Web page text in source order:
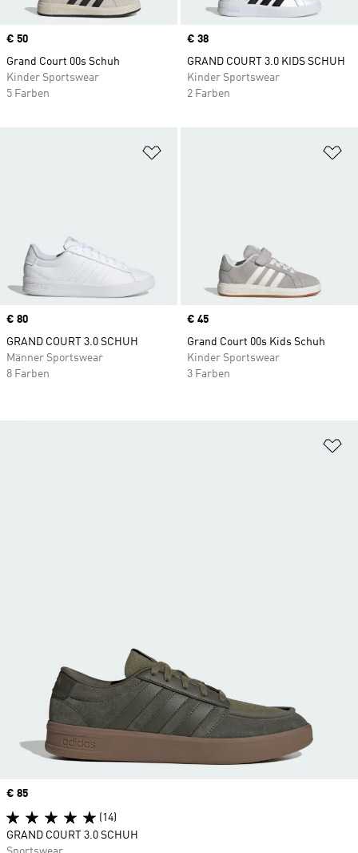
Price
€ 50
Grand Court 00s Schuh
Kinder Sportswear
5 Farben
Price
€ 38
GRAND COURT 3.0 KIDS SCHUH
Kinder Sportswear
2 Farben
Price
€ 80
GRAND COURT 3.0 SCHUH
Männer Sportswear
8 Farben
Price
€ 45
Grand Court 00s Kids Schuh
Kinder Sportswear
3 Farben
Price
€ 85
(14)
GRAND COURT 3.0 SCHUH